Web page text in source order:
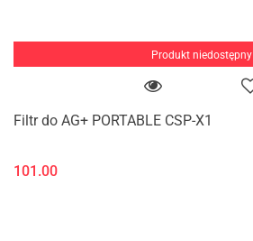
Produkt niedostępny
Filtr do AG+ PORTABLE CSP-X1
101.00